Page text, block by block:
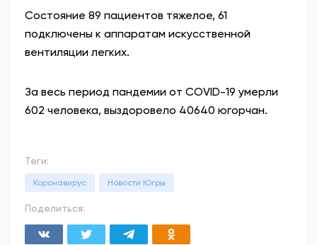
Состояние 89 пациентов тяжелое, 61
подключены к аппаратам искусственной
вентиляции легких.
За весь период пандемии от COVID-19 умерли
602 человека, выздоровело 40640 югорчан.
Теги:
Коронавирус Новости Югры
Поделиться: